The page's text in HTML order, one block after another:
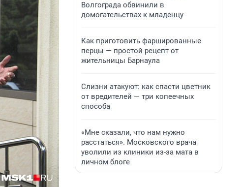
Волгограда обвинили в
домогательствах к младенцу
Как приготовить фаршированные
перцы — простой рецепт от
жительницы Барнаула
Слизни атакуют: как спасти цветник
от вредителей — три копеечных
способа
«Мне сказали, что нам нужно
расстаться». Московского врача
уволили из клиники из-за мата в
личном блоге